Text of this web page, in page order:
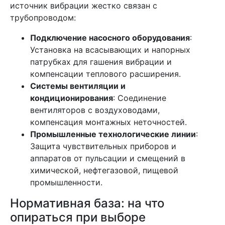
источник вибрации жестко связан с
трубопроводом:
Подключение насосного оборудования:
Установка на всасывающих и напорных
патрубках для гашения вибрации и
компенсации теплового расширения.
Системы вентиляции и
кондиционирования: Соединение
вентиляторов с воздуховодами,
компенсация монтажных неточностей.
Промышленные технологические линии:
Защита чувствительных приборов и
аппаратов от пульсации и смещений в
химической, нефтегазовой, пищевой
промышленности.
Нормативная база: на что
опираться при выборе